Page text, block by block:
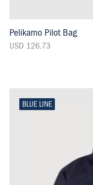
Pelikamo Pilot Bag
USD 126.73
BLUE LINE